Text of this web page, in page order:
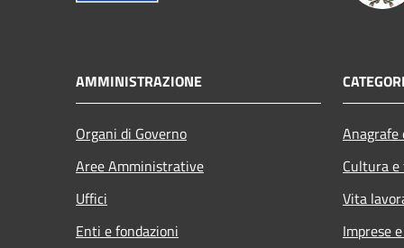
AMMINISTRAZIONE
Organi di Governo
Aree Amministrative
Uffici
Enti e fondazioni
Cultura
Vita
Imprese